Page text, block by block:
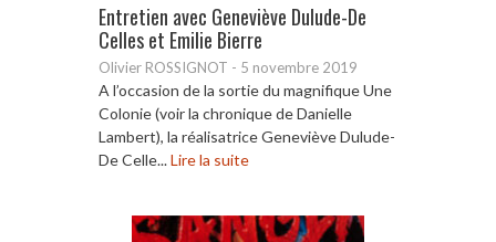
Entretien avec Geneviève Dulude-De
Celles et Emilie Bierre
Olivier ROSSIGNOT - 5 novembre 2019
A l’occasion de la sortie du magnifique Une
Colonie (voir la chronique de Danielle
Lambert), la réalisatrice Geneviève Dulude-
De Celle...Lire la suite